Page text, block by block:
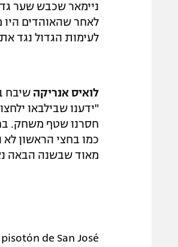
ניימאר שכבש שער
לאחר שהאוהדים היו
לעימות הגדול נגד
לואיס אנריקה שיבח
"ידענו שבילבאו
חסרנו שטף משחק.
כמו בחצי הראשון
מאוד שבשנה הבאה
de San José